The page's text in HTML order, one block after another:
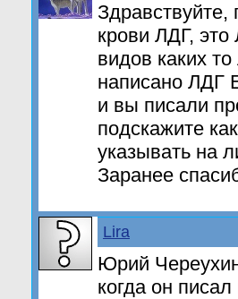
Здравствуйте,
крови ЛДГ, это
видов каких
написано ЛДГ
и вы писали
подскажите
указывать на
Заранее
Lira
Юрий
когда он